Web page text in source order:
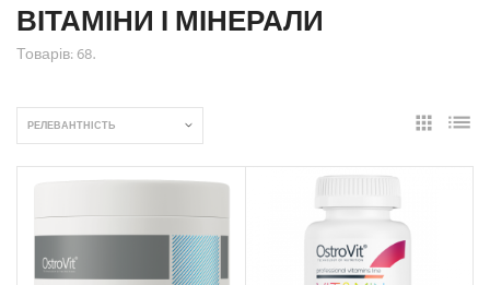
ВІТАМІНИ І МІНЕРАЛИ
Товарів: 68.
РЕЛЕВАНТНІСТЬ